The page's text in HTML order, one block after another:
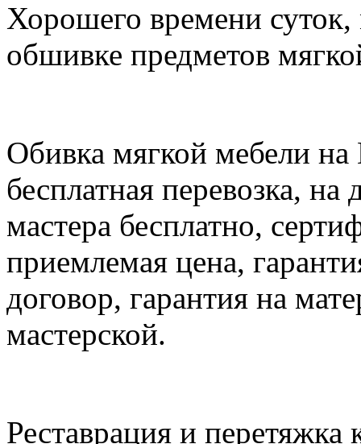
Хорошего времени
обшивке предметов
Обивка мягкой мебели на
бесплатная перевозка,
мастера бесплатно,
приемлемая цена,
договор, гарантия на
мастерской.
Реставрация и